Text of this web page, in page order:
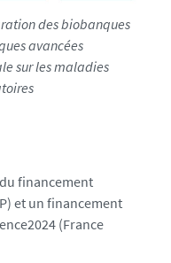
des biobanques
avancées
sur les maladies
financement
et un financement
(France